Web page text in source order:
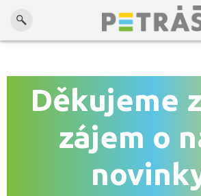
Kontaktuje nás na Tel.:
petras@zimni-zahrada.net
Děkujeme
zájem o